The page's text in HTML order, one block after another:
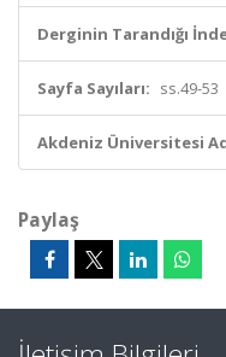
Derginin Tarandığı
Sayfa Sayıları: ss.49-53
Akdeniz Üniversitesi
Paylaş